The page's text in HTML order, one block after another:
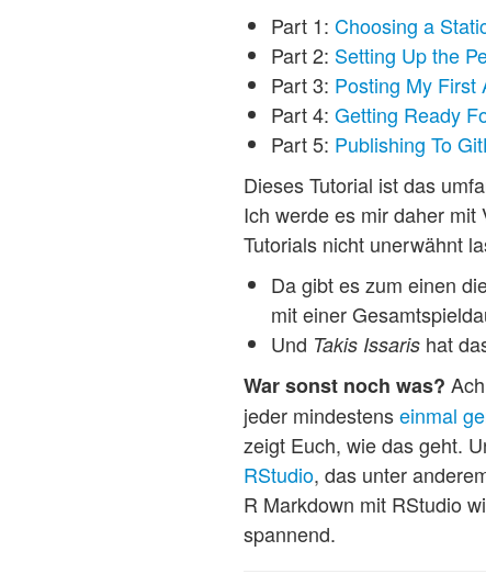
Part 1: Choosing a
Part 2: Setting Up the
Part 3: Posting My First
Part 4: Getting Ready
Part 5: Publishing To
Dieses Tutorial ist das
Ich werde es mir daher mit
Tutorials nicht unerwähnt
Da gibt es zum einen
mit einer
Und Takis Issaris hat
War sonst noch was?
jeder mindestenseinmal
zeigt Euch, wie das geht.
RStudio, das unter
R Markdown mit RStudio
spannend.